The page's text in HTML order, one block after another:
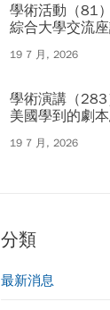
學術活動（81
綜合大學交流
19 7 月, 2026
學術演講（
美國學到的劇
19 7 月, 2026
分類
最新消息